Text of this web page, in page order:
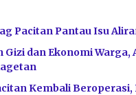
Pacitan Pantau Isu
dan Ekonomi
Kembali